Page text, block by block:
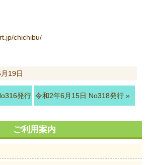
chichibu/
19日
発行 令和2年6月15日 No318発行»
ご利用案内